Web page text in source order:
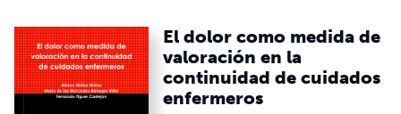
El dolor como medida de
valoración en la
continuidad de cuidados
enfermeros